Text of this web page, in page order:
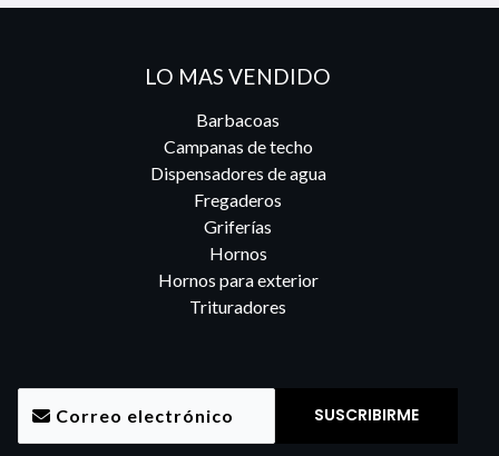
LO MAS VENDIDO
Barbacoas
Campanas de techo
Dispensadores de agua
Fregaderos
Griferías
Hornos
Hornos para exterior
Trituradores